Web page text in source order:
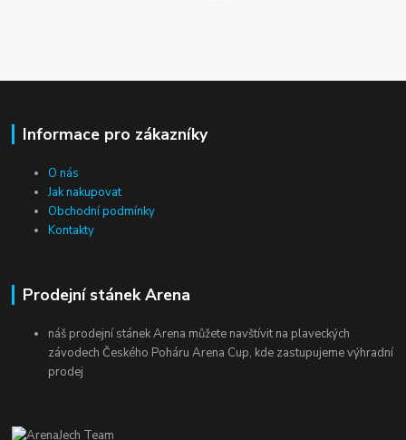
Informace pro zákazníky
O nás
Jak nakupovat
Obchodní podmínky
Kontakty
Prodejní stánek Arena
náš prodejní stánek Arena můžete navštívit na plaveckých
závodech Českého Poháru Arena Cup, kde zastupujeme výhradní
prodej